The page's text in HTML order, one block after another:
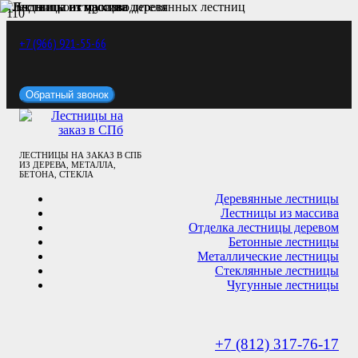
+7 (966) 921-55-66
Обратный звонок
ЛЕСТНИЦЫ НА ЗАКАЗ В СПБ
ИЗ ДЕРЕВА, МЕТАЛЛА,
БЕТОНА, СТЕКЛА
Деревянные лестницы
Лестницы из массива
Отделка лестницы деревом
Бетонные лестницы
Металлические лестницы
Стеклянные лестницы
Чугунные лестницы
+7 (812) 317-76-17